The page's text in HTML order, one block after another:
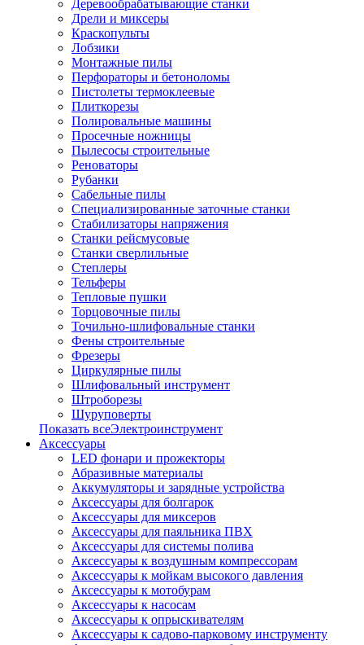
Деревообрабатывающие станки
Дрели и миксеры
Краскопульты
Лобзики
Монтажные пилы
Перфораторы и бетоноломы
Пистолеты термоклеевые
Плиткорезы
Полировальные машины
Просечные ножницы
Пылесосы строительные
Реноваторы
Рубанки
Сабельные пилы
Специализированные заточные станки
Стабилизаторы напряжения
Станки рейсмусовые
Станки сверлильные
Степлеры
Тельферы
Тепловые пушки
Торцовочные пилы
Точильно-шлифовальные станки
Фены строительные
Фрезеры
Циркулярные пилы
Шлифовальный инструмент
Штроборезы
Шуруповерты
Показать всеЭлектроинструмент
Аксессуары
LED фонари и прожекторы
Абразивные материалы
Аккумуляторы и зарядные устройства
Аксессуары для болгарок
Аксессуары для миксеров
Аксессуары для паяльника ПВХ
Аксессуары для системы полива
Аксессуары к воздушным компрессорам
Аксессуары к мойкам высокого давления
Аксессуары к мотобурам
Аксессуары к насосам
Аксессуары к опрыскивателям
Аксессуары к садово-парковому инструменту